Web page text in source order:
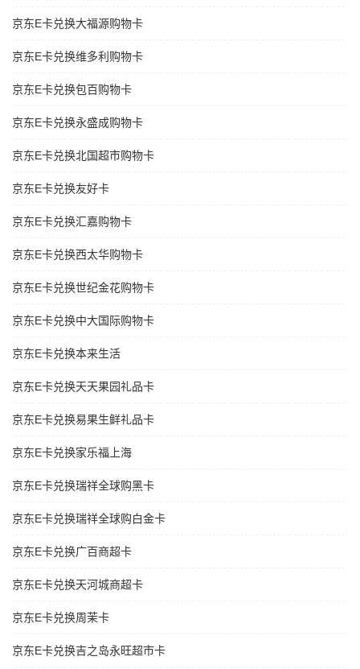
京东E卡兑换大福源购物卡
京东E卡兑换维多利购物卡
京东E卡兑换包百购物卡
京东E卡兑换永盛成购物卡
京东E卡兑换北国超市购物卡
京东E卡兑换友好卡
京东E卡兑换汇嘉购物卡
京东E卡兑换西太华购物卡
京东E卡兑换世纪金花购物卡
京东E卡兑换中大国际购物卡
京东E卡兑换本来生活
京东E卡兑换天天果园礼品卡
京东E卡兑换易果生鲜礼品卡
京东E卡兑换家乐福上海
京东E卡兑换瑞祥全球购黑卡
京东E卡兑换瑞祥全球购白金卡
京东E卡兑换广百商超卡
京东E卡兑换天河城商超卡
京东E卡兑换周茉卡
京东E卡兑换吉之岛永旺超市卡